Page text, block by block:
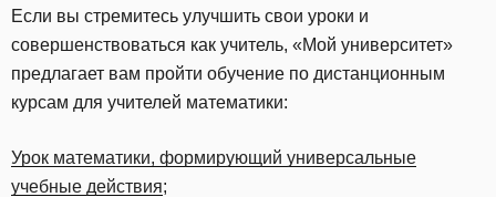
Если вы стремитесь улучшить свои уроки и
совершенствоваться как учитель, «Мой университет»
предлагает вам пройти обучение по дистанционным
курсам для учителей математики:
Урок математики, формирующий универсальные
учебные действия;